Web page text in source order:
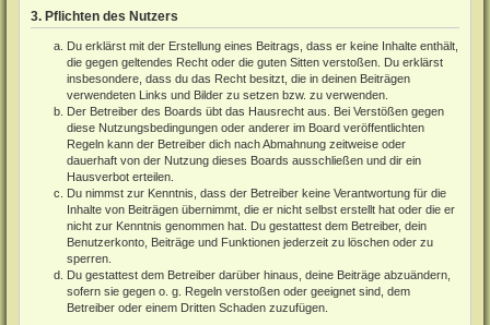
3. Pflichten des Nutzers
Du erklärst mit der Erstellung eines Beitrags, dass er keine Inhalte enthält,
die gegen geltendes Recht oder die guten Sitten verstoßen. Du erklärst
insbesondere, dass du das Recht besitzt, die in deinen Beiträgen
verwendeten Links und Bilder zu setzen bzw. zu verwenden.
Der Betreiber des Boards übt das Hausrecht aus. Bei Verstößen gegen
diese Nutzungsbedingungen oder anderer im Board veröffentlichten
Regeln kann der Betreiber dich nach Abmahnung zeitweise oder
dauerhaft von der Nutzung dieses Boards ausschließen und dir ein
Hausverbot erteilen.
Du nimmst zur Kenntnis, dass der Betreiber keine Verantwortung für die
Inhalte von Beiträgen übernimmt, die er nicht selbst erstellt hat oder die er
nicht zur Kenntnis genommen hat. Du gestattest dem Betreiber, dein
Benutzerkonto, Beiträge und Funktionen jederzeit zu löschen oder zu
sperren.
Du gestattest dem Betreiber darüber hinaus, deine Beiträge abzuändern,
sofern sie gegen o. g. Regeln verstoßen oder geeignet sind, dem
Betreiber oder einem Dritten Schaden zuzufügen.